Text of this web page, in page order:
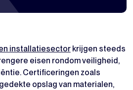
installatiesectorkrijgen steeds
eisen rondom veiligheid,
Certificeringen zoals
opslag van materialen,